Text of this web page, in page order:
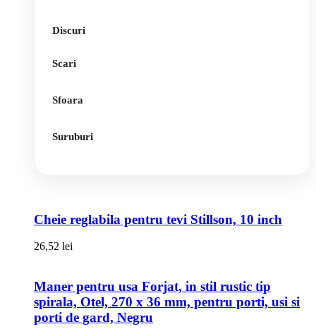
Discuri
Scari
Sfoara
Suruburi
Cheie reglabila pentru tevi Stillson, 10 inch
26,52 lei
Maner pentru usa Forjat, in stil rustic tip
spirala, Otel, 270 x 36 mm, pentru porti, usi si
porti de gard, Negru